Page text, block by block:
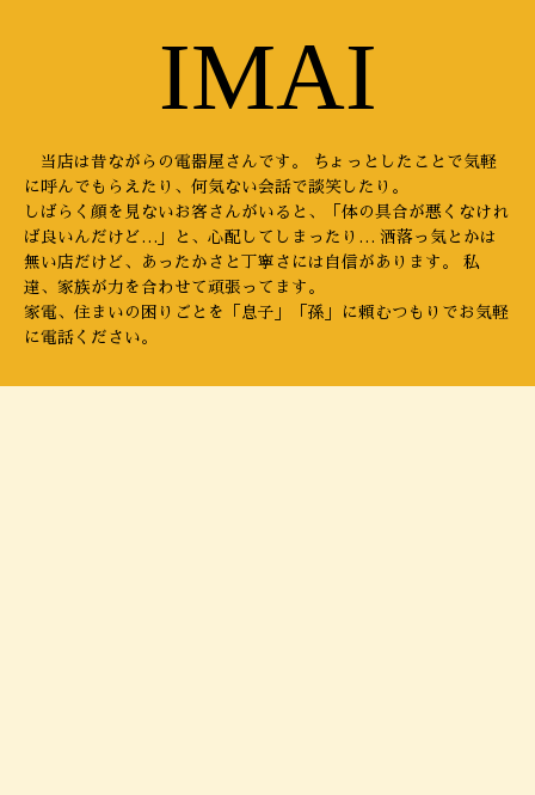
IMAI
当店は昔ながらの電器屋さんです。 ちょっとしたことで気軽
に呼んでもらえたり、何気ない会話で談笑したり。
しばらく顔を見ないお客さんがいると、「体の具合が悪くなけれ
ば良いんだけど…」と、心配してしまったり… 洒落っ気とかは
無い店だけど、あったかさと丁寧さには自信があります。 私
達、家族が力を合わせて頑張ってます。
家電、住まいの困りごとを「息子」「孫」に頼むつもりでお気軽
に電話ください。